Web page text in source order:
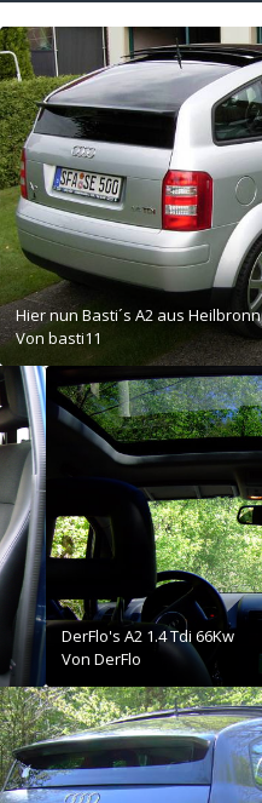
Hier nun Basti´s A2 aus Heilbronn
Von basti11
DerFlo's A2 1.4 Tdi 66Kw
VonDerFlo